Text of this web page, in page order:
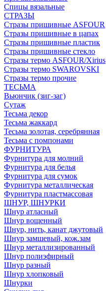
Спицы вязальные
СТРАЗЫ
Стразы пришивные ASFOUR
Стразы пришивные в цапах
Стразы пришивные пластик
Стразы пришивные стекло
Стразы термо ASFOUR/Xirius
Стразы термо SWAROVSKI
Стразы термо прочие
ТЕСЬМА
Вьюнчик (зиг-заг)
Сутаж
Тесьма декор
Тесьма жаккард
Тесьма золотая, серебрянная
Тесьма с помпонами
ФУРНИТУРА
Фурнитура для молний
Фурнитура для белья
Фурнитура для сумок
Фурнитура металлическая
Фурнитура пластмассовая
ШНУР, ШНУРКИ
Шнур атласный
Шнур вощенный
Шнур, нить, канат джутовый
Шнур замшевый, кож.зам
Шнур металлизированный
Шнур полиэфирный
Шнур разный
Шнур хлопковый
Шнурки